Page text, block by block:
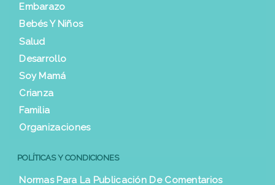
Embarazo
Bebés Y Niños
Salud
Desarrollo
Soy Mamá
Crianza
Familia
Organizaciones
POLÍTICAS Y CONDICIONES
Normas Para La Publicación De Comentarios